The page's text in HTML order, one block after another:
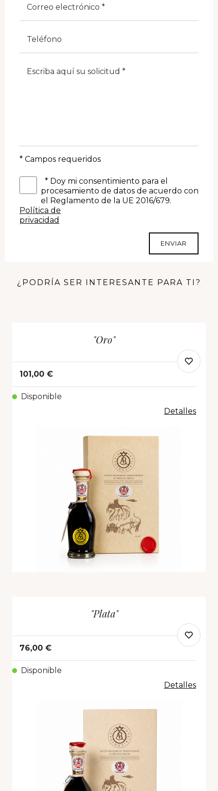
* Campos requeridos
* Doy mi consentimiento para el
procesamiento de datos de acuerdo con
el Reglamento de la UE 2016/679.
Política de
privacidad
ENVIAR
¿PODRÍA SER INTERESANTE PARA TI?
"Oro"
101,00 €
Disponible
Detalles
"Plata"
76,00 €
Disponible
Detalles